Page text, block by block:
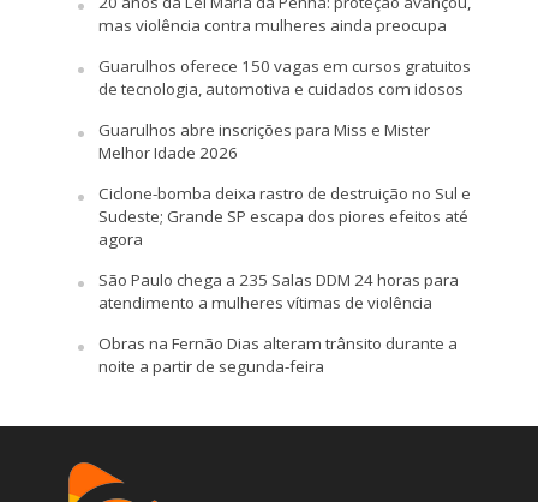
mas violência contra mulheres ainda preocupa
Guarulhos oferece 150 vagas em cursos gratuitos
de tecnologia, automotiva e cuidados com idosos
Guarulhos abre inscrições para Miss e Mister
Melhor Idade 2026
Ciclone-bomba deixa rastro de destruição no Sul e
Sudeste; Grande SP escapa dos piores efeitos até
agora
São Paulo chega a 235 Salas DDM 24 horas para
atendimento a mulheres vítimas de violência
Obras na Fernão Dias alteram trânsito durante a
noite a partir de segunda-feira